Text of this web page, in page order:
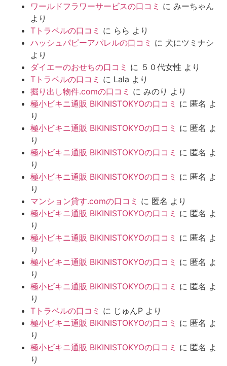
ワールドフラワーサービスの口コミ に みーちゃん
より
Tトラベルの口コミ に らら より
ハッシュパピーアパレルの口コミ に 犬にツミナシ
より
ダイエーのおせちの口コミ に ５０代女性 より
Tトラベルの口コミ に Lala より
掘り出し物件.comの口コミ に みのり より
極小ビキニ通販 BIKINISTOKYOの口コミ に 匿名 よ
り
極小ビキニ通販 BIKINISTOKYOの口コミ に 匿名 よ
り
極小ビキニ通販 BIKINISTOKYOの口コミ に 匿名 よ
り
極小ビキニ通販 BIKINISTOKYOの口コミ に 匿名 よ
り
マンション貸す.comの口コミ に 匿名 より
極小ビキニ通販 BIKINISTOKYOの口コミ に 匿名 よ
り
極小ビキニ通販 BIKINISTOKYOの口コミ に 匿名 よ
り
極小ビキニ通販 BIKINISTOKYOの口コミ に 匿名 よ
り
極小ビキニ通販 BIKINISTOKYOの口コミ に 匿名 よ
り
Tトラベルの口コミ に じゅんP より
極小ビキニ通販 BIKINISTOKYOの口コミ に 匿名 よ
り
極小ビキニ通販 BIKINISTOKYOの口コミ に 匿名 よ
り